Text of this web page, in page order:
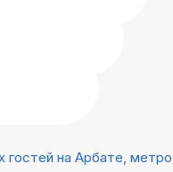
на Арбате, метро